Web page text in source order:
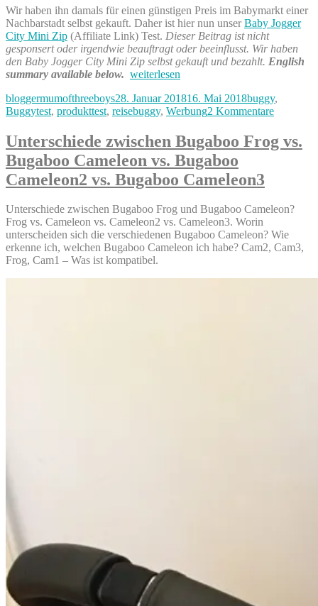
Wir haben ihn damals für einen günstigen Preis im Babymarkt einer
Nachbarstadt selbst gekauft. Daher ist hier nun unserBaby Jogger
City Mini Zip (Affiliate Link) Test. Dieser Beitrag ist nicht
gesponsert oder irgendwie beauftragt oder beeinflusst. Wir haben
den Baby Jogger City Mini Zip selbst gekauft und bezahlt. English
summary available below. „Baby
City
Mini
Test
–
Buggytest“
weiterlesen
Autor
bloggermumofthreeboysVeröffentlicht
am
28. Januar 201816. Mai 2018Kategorien
buggy,
Buggytest, produkttest, reisebuggy, Werbung2 Kommentarezu
Jogger
City
Buggytest
Unterschiede zwischen Bugaboo Frog vs.
Bugaboo Cameleon vs. Bugaboo
Cameleon2 vs. Bugaboo Cameleon3
Unterschiede zwischen Bugaboo Frog und Bugaboo Cameleon?
Frog vs. Cameleon vs. Cameleon2 vs. Cameleon3. Worin
unterscheiden sich die verschiedenen Bugaboo Cameleon? Wie
erkenne ich, welchen Bugaboo Cameleon ich habe? Cam2, Cam3,
Frog, Cam1 – Was ist kompatibel.